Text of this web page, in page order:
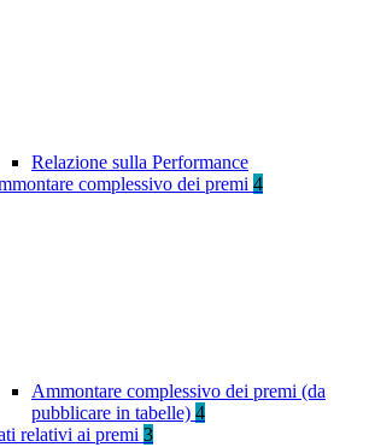
Relazione sulla Performance
complessivo dei premi 4
Ammontare complessivo dei premi (da
pubblicare in tabelle) 4
relativi ai premi 3